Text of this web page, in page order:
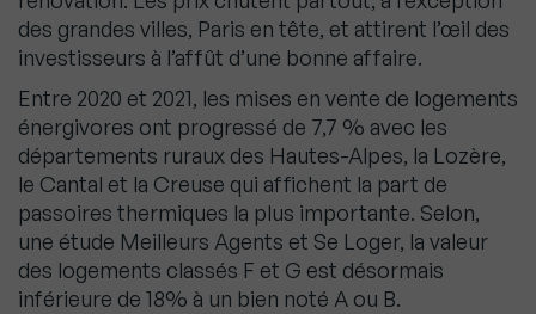
des grandes villes, Paris en tête, et attirent l’œil des
investisseurs à l’affût d’une bonne affaire.
Entre 2020 et 2021, les mises en vente de logements
énergivores ont progressé de 7,7 % avec les
départements ruraux des Hautes-Alpes, la Lozère,
le Cantal et la Creuse qui affichent la part de
passoires thermiques la plus importante. Selon,
une étude Meilleurs Agents et Se Loger, la valeur
des logements classés F et G est désormais
inférieure de 18% à un bien noté A ou B.